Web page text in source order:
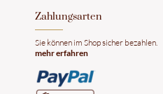
​Zahlungsarten
​Sie können im Shop sicher bezahlen.
mehr erfahren